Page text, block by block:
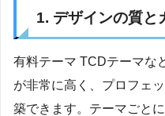
1. デザインの質と
有料テーマ TCDテーマな
が非常に高く、プロフェ
築できます。テーマごと